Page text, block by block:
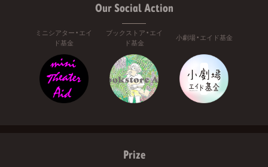
Our Social Action
ミニシアター・エイ
ド基金
ブックストア・エイ
ド基金
小劇場・エイド基金
Prize